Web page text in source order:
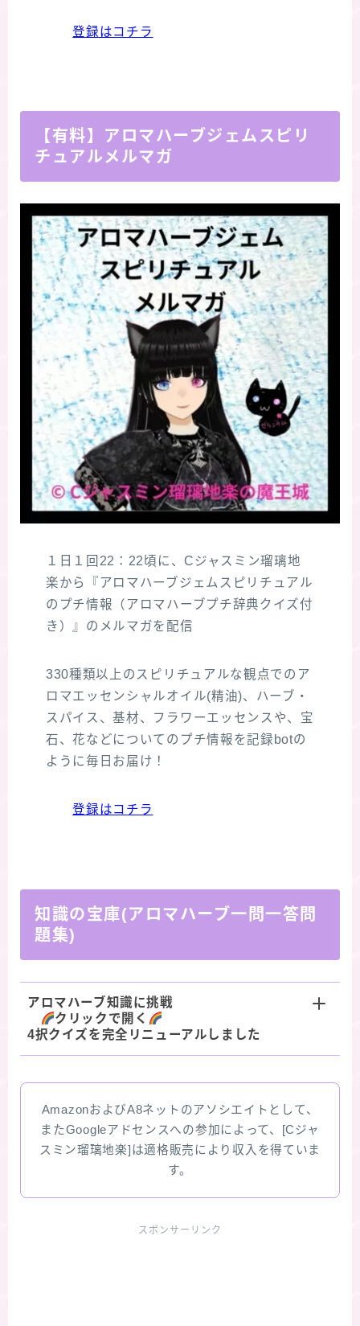
登録はコチラ
【有料】アロマハーブジェムスピリ
チュアルメルマガ
１日１回22：22頃に、Cジャスミン瑠璃地
楽から『アロマハーブジェムスピリチュアル
のプチ情報（アロマハーブプチ辞典クイズ付
き）』のメルマガを配信
330種類以上のスピリチュアルな観点でのア
ロマエッセンシャルオイル(精油)、ハーブ・
スパイス、基材、フラワーエッセンスや、宝
石、花などについてのプチ情報を記録botの
ように毎日お届け！
登録はコチラ
知識の宝庫(アロマハーブ一問一答問
題集)
アロマハーブ知識に挑戦
クリックで開く
4択クイズを完全リニューアルしました
AmazonおよびA8ネットのアソシエイトとして、
またGoogleアドセンスへの参加によって、[Cジャ
スミン瑠璃地楽]は適格販売により収入を得ていま
す。
スポンサーリンク